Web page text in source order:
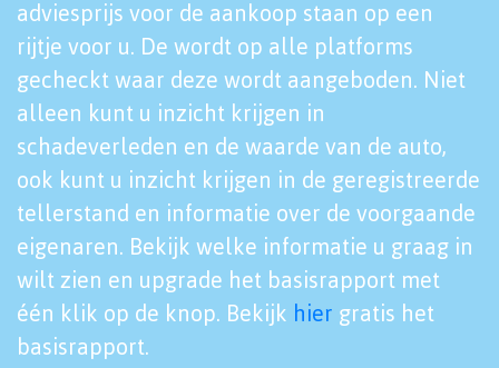
adviesprijs voor de aankoop staan op een
rijtje voor u. De wordt op alle platforms
gecheckt waar deze wordt aangeboden. Niet
alleen kunt u inzicht krijgen in
schadeverleden en de waarde van de auto,
ook kunt u inzicht krijgen in de geregistreerde
tellerstand en informatie over de voorgaande
eigenaren. Bekijk welke informatie u graag in
wilt zien en upgrade het basisrapport met
één klik op de knop. Bekijk hier gratis het
basisrapport.